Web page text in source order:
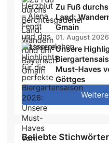
Zu Fuß
Land:
Gmain
01. August 2026
Unsere
Must-Haves
Göttges
Beliebte Stichwörter